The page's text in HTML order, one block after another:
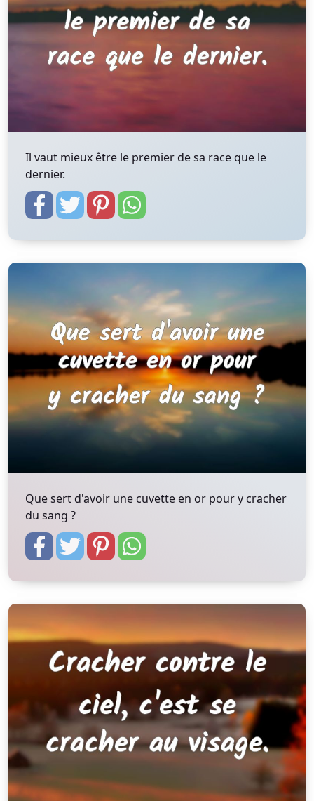
Il vaut mieux être le premier de sa race que le
dernier.
Que sert d'avoir une cuvette en or pour y cracher
du sang ?